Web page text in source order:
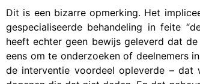
Dit is een bizarre opmerking. Het
gespecialiseerde behandeling in feite
heeft echter geen bewijs geleverd dat
eens om te onderzoeken of deelnemers
de interventie voordeel opleverde –